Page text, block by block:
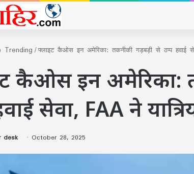
Trending/फ्लाइट कैओस इन अमेरिका: तकनीकी गड़बड़ी से ठप्प हवाई
कैओस इन अमेरिका:
सेवा, FAA ने
desk October 28, 2025